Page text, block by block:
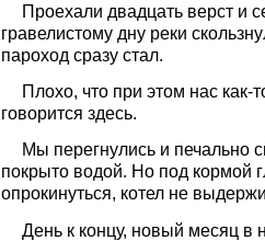
Проехали двадцать верст и
гравелистому дну реки
пароход сразу стал.
Плохо, что при этом нас как-
говорится здесь.
Мы перегнулись и печально
покрыто водой. Но под кормой
опрокинуться, котел не
День к концу, новый месяц в